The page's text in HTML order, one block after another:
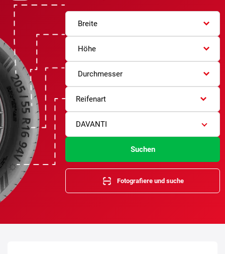
Breite
Höhe
Durchmesser
Reifenart
DAVANTI
Suchen
Fotografiere und suche